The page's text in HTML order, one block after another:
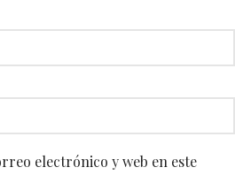
electrónico y web en este